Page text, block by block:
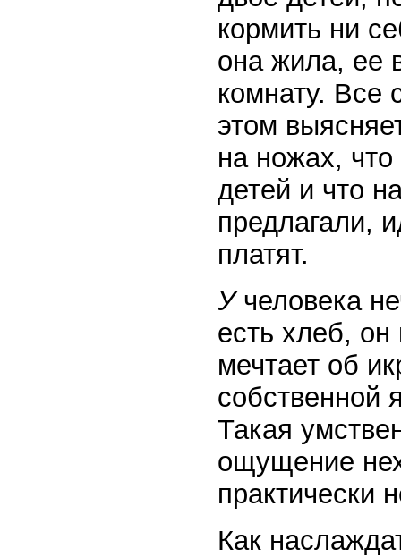
кормить ни
она жила, ее
комнату. Все
этом
на ножах,
детей и что
предлагали,
платят.
Учеловека
есть хлеб, он
мечтает об
собственной
Такая
ощущение
практически
Как